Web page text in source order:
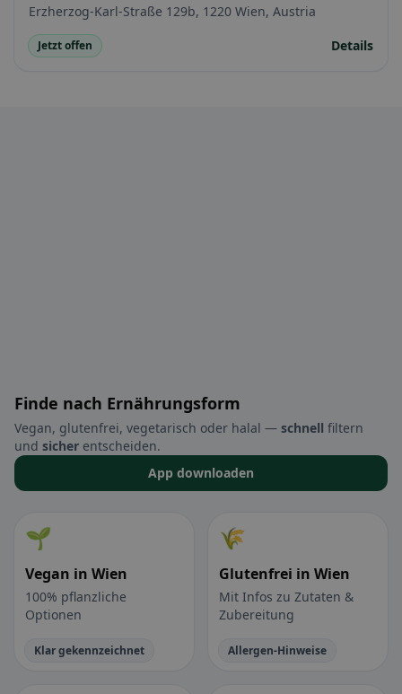
Erzherzog-Karl-Straße 129b, 1220 Wien, Austria
Jetzt offen Details
Finde nach Ernährungsform
Vegan, glutenfrei, vegetarisch oder halal — schnell filtern
und sicher entscheiden.
App downloaden
🌱
Vegan in Wien
100% pflanzliche
Optionen
Klar gekennzeichnet
🌾
Glutenfrei in Wien
Mit Infos zu Zutaten &
Zubereitung
Allergen-Hinweise